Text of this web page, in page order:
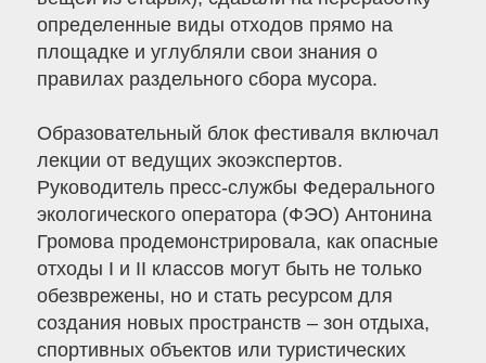
определенные виды отходов прямо на
площадке и углубляли свои знания о
правилах раздельного сбора мусора.
Образовательный блок фестиваля включал
лекции от ведущих экоэкспертов.
Руководитель пресс-службы Федерального
экологического оператора (ФЭО) Антонина
Громова продемонстрировала, как опасные
отходы I и II классов могут быть не только
обезврежены, но и стать ресурсом для
создания новых пространств – зон отдыха,
спортивных объектов или туристических